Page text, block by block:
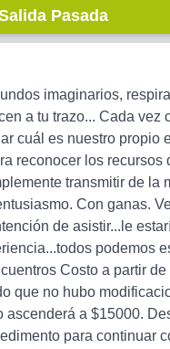
Pasada
imaginarios,
a tu trazo... Cada vez
cuál es nuestro propio
reconocer los
transmitir de la
Con ganas.
de asistir...le
podemos
Costo a partir
que no hubo
a $15000.
para continuar